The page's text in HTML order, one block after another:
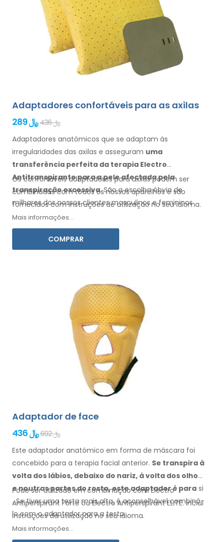
Adaptadores confortáveis para as axilas
289 ﷼
436 ﷼
Adaptadores anatómicos que se adaptam às
irregularidades das axilas e asseguram uma
transferência perfeita da terapia Electro
Antitranspirantepara a peleafectada pela
transpiração excessiva. São a escolha óbvia de
milhares dos nossos clientes masculinose femininos
todos os anos.
Os confortáveis adaptadores paraaxilaspodem ser
combinados comtodos osnossos aparelhos e são
fornecidos com instruções deutilização no seu idioma.
Mais informações...
COMPRAR
Adaptador de face
436 ﷼
692 ﷼
Este adaptador anatómico em forma de máscara foi
concebido para a terapia facial anterior. Se transpira à
volta dos lábios, debaixo do nariz, à volta dos olhos
e noutras partes do rosto, este adaptadoré para si
. Se tiver uma testa mais alta, é aconselhável combiná-
locom o adaptadorpara a testa.
Pode ser utilizado em combinação com Electro
Antiperspirant Forte ou Electro Antiperspirant ELITE. Inclui
instruções deutilização no seuidioma.
Mais informações...